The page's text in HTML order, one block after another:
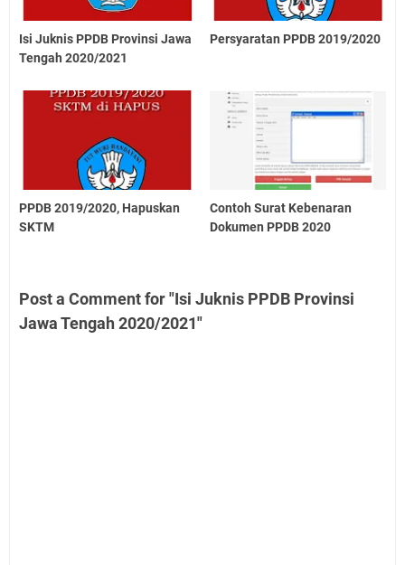
Isi Juknis PPDB Provinsi Jawa
Tengah 2020/2021
Persyaratan PPDB 2019/2020
PPDB 2019/2020, Hapuskan
SKTM
Contoh Surat Kebenaran
Dokumen PPDB 2020
Post a Comment for "Isi Juknis PPDB Provinsi
Jawa Tengah 2020/2021"